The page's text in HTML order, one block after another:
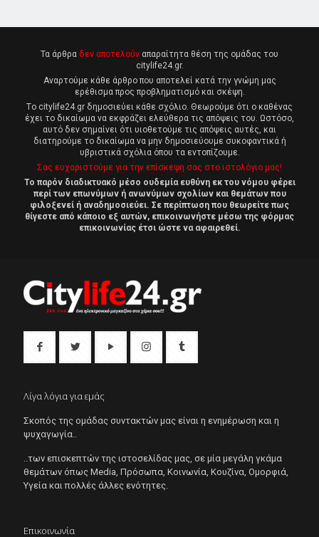
Τα άρθρα δεν αποτελούν απαραίτητα θέση της ομάδας του
citylife24.gr.
Αναρτούμε κάθε άρθρο που αποτελεί κατά την γνώμη μας
ερέθισμα προς προβληματισμό και σκέψη.
Tο citylife24.gr δημοσιεύει κάθε σχόλιο. Θεωρούμε ότι ο καθένας
έχει το δικαίωμα να εκφράζει ελεύθερα τις απόψεις του. Ωστόσο,
αυτό δεν σημαίνει ότι υιοθετούμε τις απόψεις αυτές, και
διατηρούμε το δικαίωμα να μην δημοσιεύουμε συκοφαντικά ή
υβριστικά σχόλια όπου τα εντοπίζουμε.
Σας ευχαριστούμε για την επίσκεψη σας στο ιστολόγιο μας!
Το παρόν διαδικτυακό μέσο ουδεμία ευθύνη εκ του νόμου φέρει
περί των επωνύμων ή ανωνύμων σχολίων και θεμάτων που
φιλοξενεί ή αναδημοσιεύει. Σε περίπτωση που θεωρείτε πως
θίγεστε από κάποιο εξ αυτών, επικοινωνήστε μέσω της φόρμας
επικοινωνίας έτσι ώστε να αφαιρεθεί.
Λίγα λόγια για εμάς
Σκοπός της ομάδας συντακτών μας είναι η ενημέρωση και η
ψυχαγωγία..
..των επισκεπτών της ιστοσελίδας μας, σε μία μεγάλη γκάμα
θεμάτων όπως Μedia, Πρόσωπα, Κοινωνία, Κουζίνα, Ομορφιά,
Υγεία και πολλές άλλες ενότητες.
Επικοινωνία